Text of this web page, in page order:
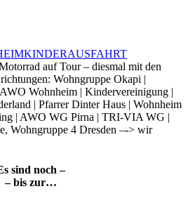
auf Tour – diesmal mit den
Wohngruppe Okapi |
Wohnheim | Kindervereinigung |
| Pfarrer Dinter Haus | Wohnheim
| AWO WG Pirna | TRI-VIA WG |
Wohngruppe 4 Dresden –-> wir
sind noch –
– bis zur…